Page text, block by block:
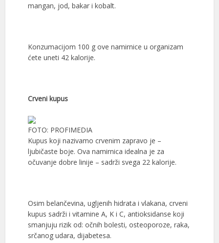
mangan, jod, bakar i kobalt.
Konzumacijom 100 g ove namirnice u organizam
ćete uneti 42 kalorije.
Crveni kupus
FOTO: PROFIMEDIA
Kupus koji nazivamo crvenim zapravo je –
ljubičaste boje. Ova namirnica idealna je za
očuvanje dobre linije – sadrži svega 22 kalorije.
Osim belančevina, ugljenih hidrata i vlakana, crveni
kupus sadrži i vitamine A, K i C, antioksidanse koji
smanjuju rizik od: očnih bolesti, osteoporoze, raka,
srčanog udara, dijabetesa.